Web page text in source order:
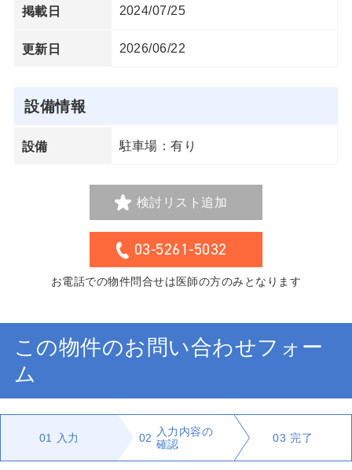
掲載日 2024/07/25
更新日 2026/06/22
設備情報
設備 駐車場：有り
検討リスト追加
03-5261-5032
お電話での物件問合せは医師の方のみとなります
この物件のお問い合わせフォー
ム
01 入力 02 入力内容の
確認
03 完了